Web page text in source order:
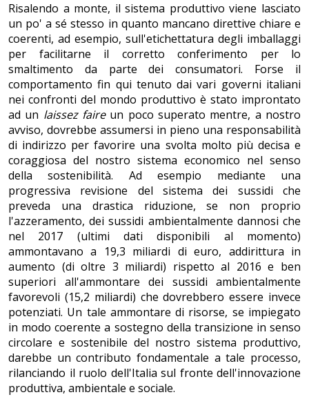
Risalendo a monte, il sistema produttivo viene lasciato
un po' a sé stesso in quanto mancano direttive chiare e
coerenti, ad esempio, sull'etichettatura degli imballaggi
per facilitarne il corretto conferimento per lo
smaltimento da parte dei consumatori. Forse il
comportamento fin qui tenuto dai vari governi italiani
nei confronti del mondo produttivo è stato improntato
ad un laissez faireun poco superato mentre, a nostro
avviso, dovrebbe assumersi in pieno una responsabilità
di indirizzo per favorire una svolta molto più decisa e
coraggiosa del nostro sistema economico nel senso
della sostenibilità. Ad esempio mediante una
progressiva revisione del sistema dei sussidi che
preveda una drastica riduzione, se non proprio
l'azzeramento, dei sussidi ambientalmente dannosi che
nel 2017 (ultimi dati disponibili al momento)
ammontavano a 19,3 miliardi di euro, addirittura in
aumento (di oltre 3 miliardi) rispetto al 2016 e ben
superiori all'ammontare dei sussidi ambientalmente
favorevoli (15,2 miliardi) che dovrebbero essere invece
potenziati. Un tale ammontare di risorse, se impiegato
in modo coerente a sostegno della transizione in senso
circolare e sostenibile del nostro sistema produttivo,
darebbe un contributo fondamentale a tale processo,
rilanciando il ruolo dell'Italia sul fronte dell'innovazione
produttiva, ambientale e sociale.